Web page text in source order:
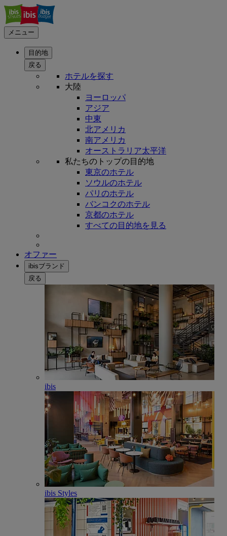
メニュー
目的地
戻る
ホテルを探す
大陸
ヨーロッパ
アジア
中東
北アメリカ
南アメリカ
オーストラリア太平洋
私たちのトップの目的地
東京のホテル
ソウルのホテル
パリのホテル
バンコクのホテル
京都のホテル
すべての目的地を見る
オファー
ibisブランド
戻る
ibis
ibis Styles